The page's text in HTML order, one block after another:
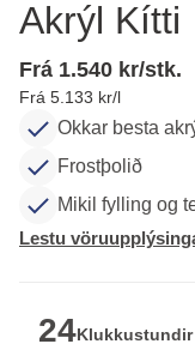
Akrýl Kítti
Frá 1.540 kr/stk.
Frá 5.133 kr/l
Okkar besta
Frostþolið
Mikil fylling og
Lestu
24Klukkustundir